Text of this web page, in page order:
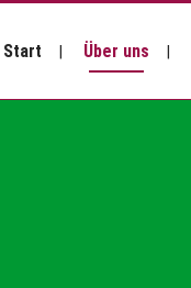
Start Über uns